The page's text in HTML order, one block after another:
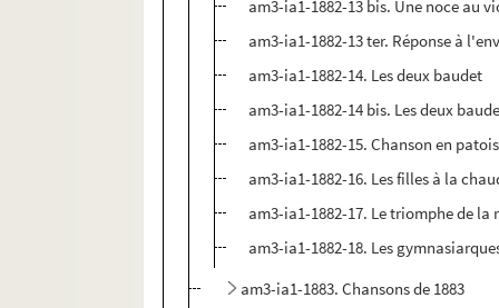
am3-ia1-1882-13 bis. Une noce au
am3-ia1-1882-13 ter. Réponse à
am3-ia1-1882-14. Les deux baudet
am3-ia1-1882-14 bis. Les deux
am3-ia1-1882-15. Chanson en
am3-ia1-1882-16. Les filles à la
am3-ia1-1882-17. Le triomphe de la
am3-ia1-1882-18. Les
am3-ia1-1883. Chansons de 1883